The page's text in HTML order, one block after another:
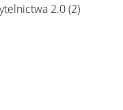
2.0(2)